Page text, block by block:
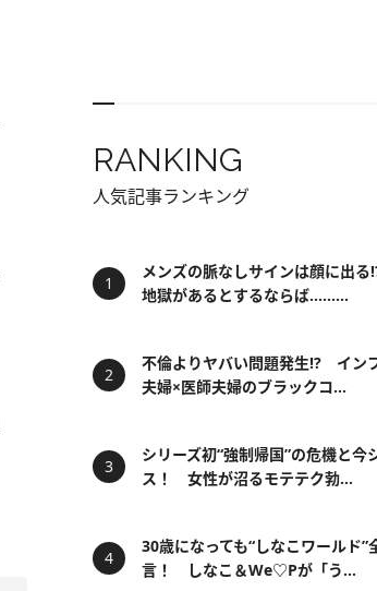
RANKING
人気記事ランキング
メンズの脈なしサインは顔に出
地獄があるとするならば……...
不倫よりヤバい問題発生!? イン
夫婦×医師夫婦のブラックコ...
シリーズ初“強制帰国”の危機と今
ス！ 女性が沼るモテテク勃...
30歳になっても“しなこワールド”
言！ しなこ＆We♡Pが「う...